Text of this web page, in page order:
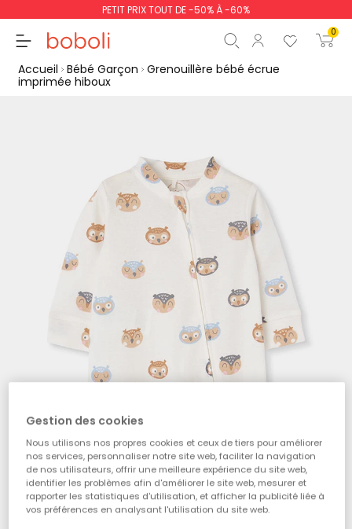
PETIT PRIX TOUT DE -50% À -60%
0
poursuit Commencer la
Accueil Bébé Garçon Grenouillère bébé écrue
imprimée hiboux
Gestion des cookies
Nous utilisons nos propres cookies et ceux de tiers pour améliorer
nos services, personnaliser notre site web, faciliter la navigation
de nos utilisateurs, offrir une meilleure expérience du site web,
identifier les problèmes afin d'améliorer le site web, mesurer et
rapporter les statistiques d'utilisation, et afficher la publicité liée à
vos préférences en analysant l'utilisation du site web.